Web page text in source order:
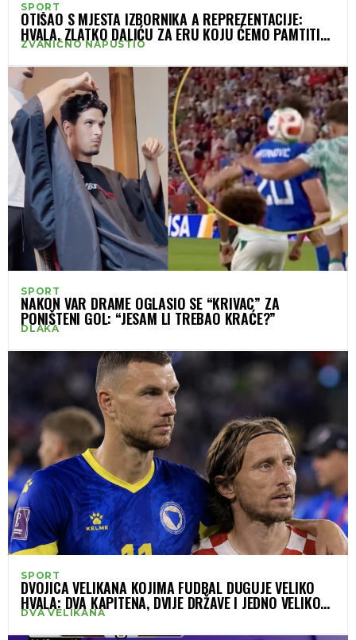
SPORT
OTIŠAO S MJESTA IZBORNIKA A REPREZENTACIJE:
HVALA, ZLATKO DALIĆU ZA ERU KOJU ĆEMO PAMTITI
ZAUVIJEK
ZVANIČNO NAPUSTIO
SPORT
NAKON VAR DRAME OGLASIO SE “KRIVAC” ZA
PONIŠTENI GOL: “JESAM LI TREBAO KRAĆE?”
DLAKA
SPORT
DVOJICA VELIKANA KOJIMA FUDBAL DUGUJE VELIKO
HVALA: DVA KAPITENA, DVIJE DRŽAVE I JEDNO VELIKO
HVALA
DVA VELIKANA